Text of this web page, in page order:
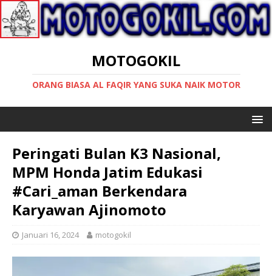
MOTOGOKIL
ORANG BIASA AL FAQIR YANG SUKA NAIK MOTOR
Peringati Bulan K3 Nasional,
MPM Honda Jatim Edukasi
#Cari_aman Berkendara
Karyawan Ajinomoto
Januari 16, 2024 motogokil